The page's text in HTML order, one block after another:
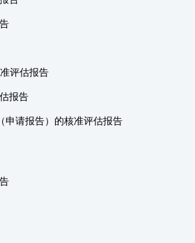
评估报告
报告
申请报告）的核准评估报告